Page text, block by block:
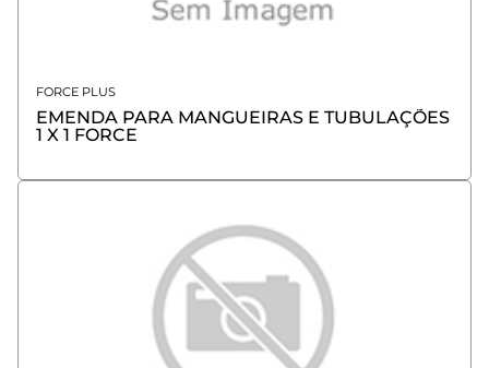
FORCE PLUS
EMENDA PARA MANGUEIRAS E TUBULAÇÕES
1 X 1 FORCE